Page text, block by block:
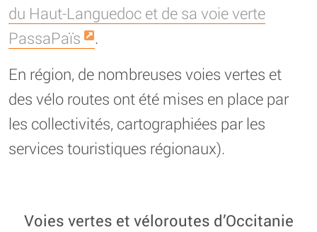
du Haut-Languedoc et de sa voie verte
PassaPaïs
.
En région, de nombreuses voies vertes et
des vélo routes ont été mises en place par
les collectivités, cartographiées par les
services touristiques régionaux).
Voies vertes et véloroutes d’Occitanie